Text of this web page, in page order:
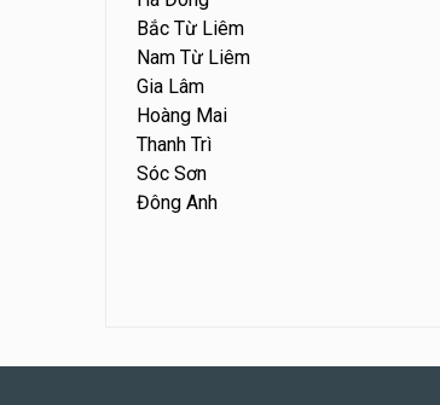
Bắc Từ Liêm
Nam Từ Liêm
Gia Lâm
Hoàng Mai
Thanh Trì
Sóc Sơn
Đông Anh